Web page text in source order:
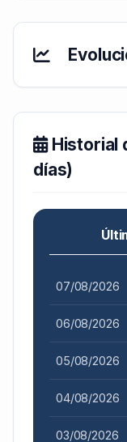
Historial
días)
07/08/2026
06/08/2026
05/08/2026
04/08/2026
03/08/2026